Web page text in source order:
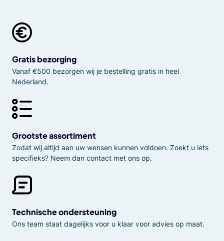
Gratis bezorging
Vanaf €500 bezorgen wij je bestelling gratis in heel
Nederland.
Grootste assortiment
Zodat wij altijd aan uw wensen kunnen voldoen. Zoekt u iets
specifieks? Neem dan contact met ons op.
Technische ondersteuning
Ons team staat dagelijks voor u klaar voor advies op maat.